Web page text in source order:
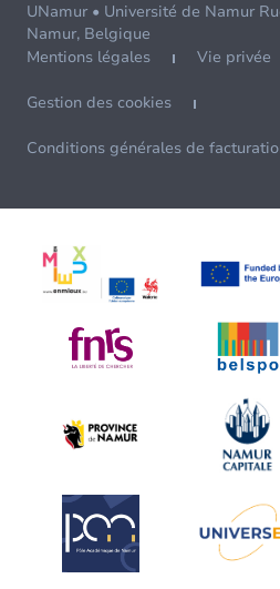
UNamur • Université de Namur
Namur, Belgique
Mentions légales
Vie privée
Gestion des cookies
Conditions générales de